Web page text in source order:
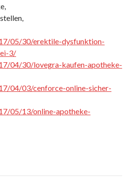
05/30/erektile-dysfunktion-
3/
04/30/lovegra-kaufen-apotheke-
04/03/cenforce-online-sicher-
05/13/online-apotheke-